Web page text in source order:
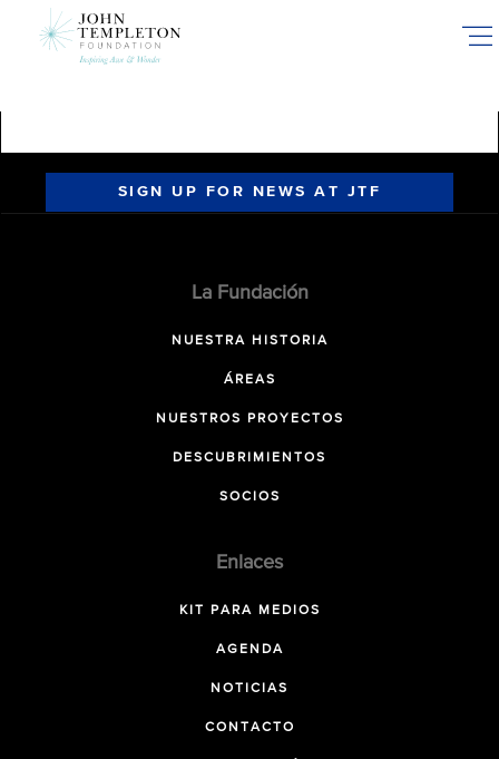
SIGN UP FOR NEWS AT JTF
La Fundación
NUESTRA HISTORIA
ÁREAS
NUESTROS PROYECTOS
DESCUBRIMIENTOS
SOCIOS
Enlaces
KIT PARA MEDIOS
AGENDA
NOTICIAS
CONTACTO